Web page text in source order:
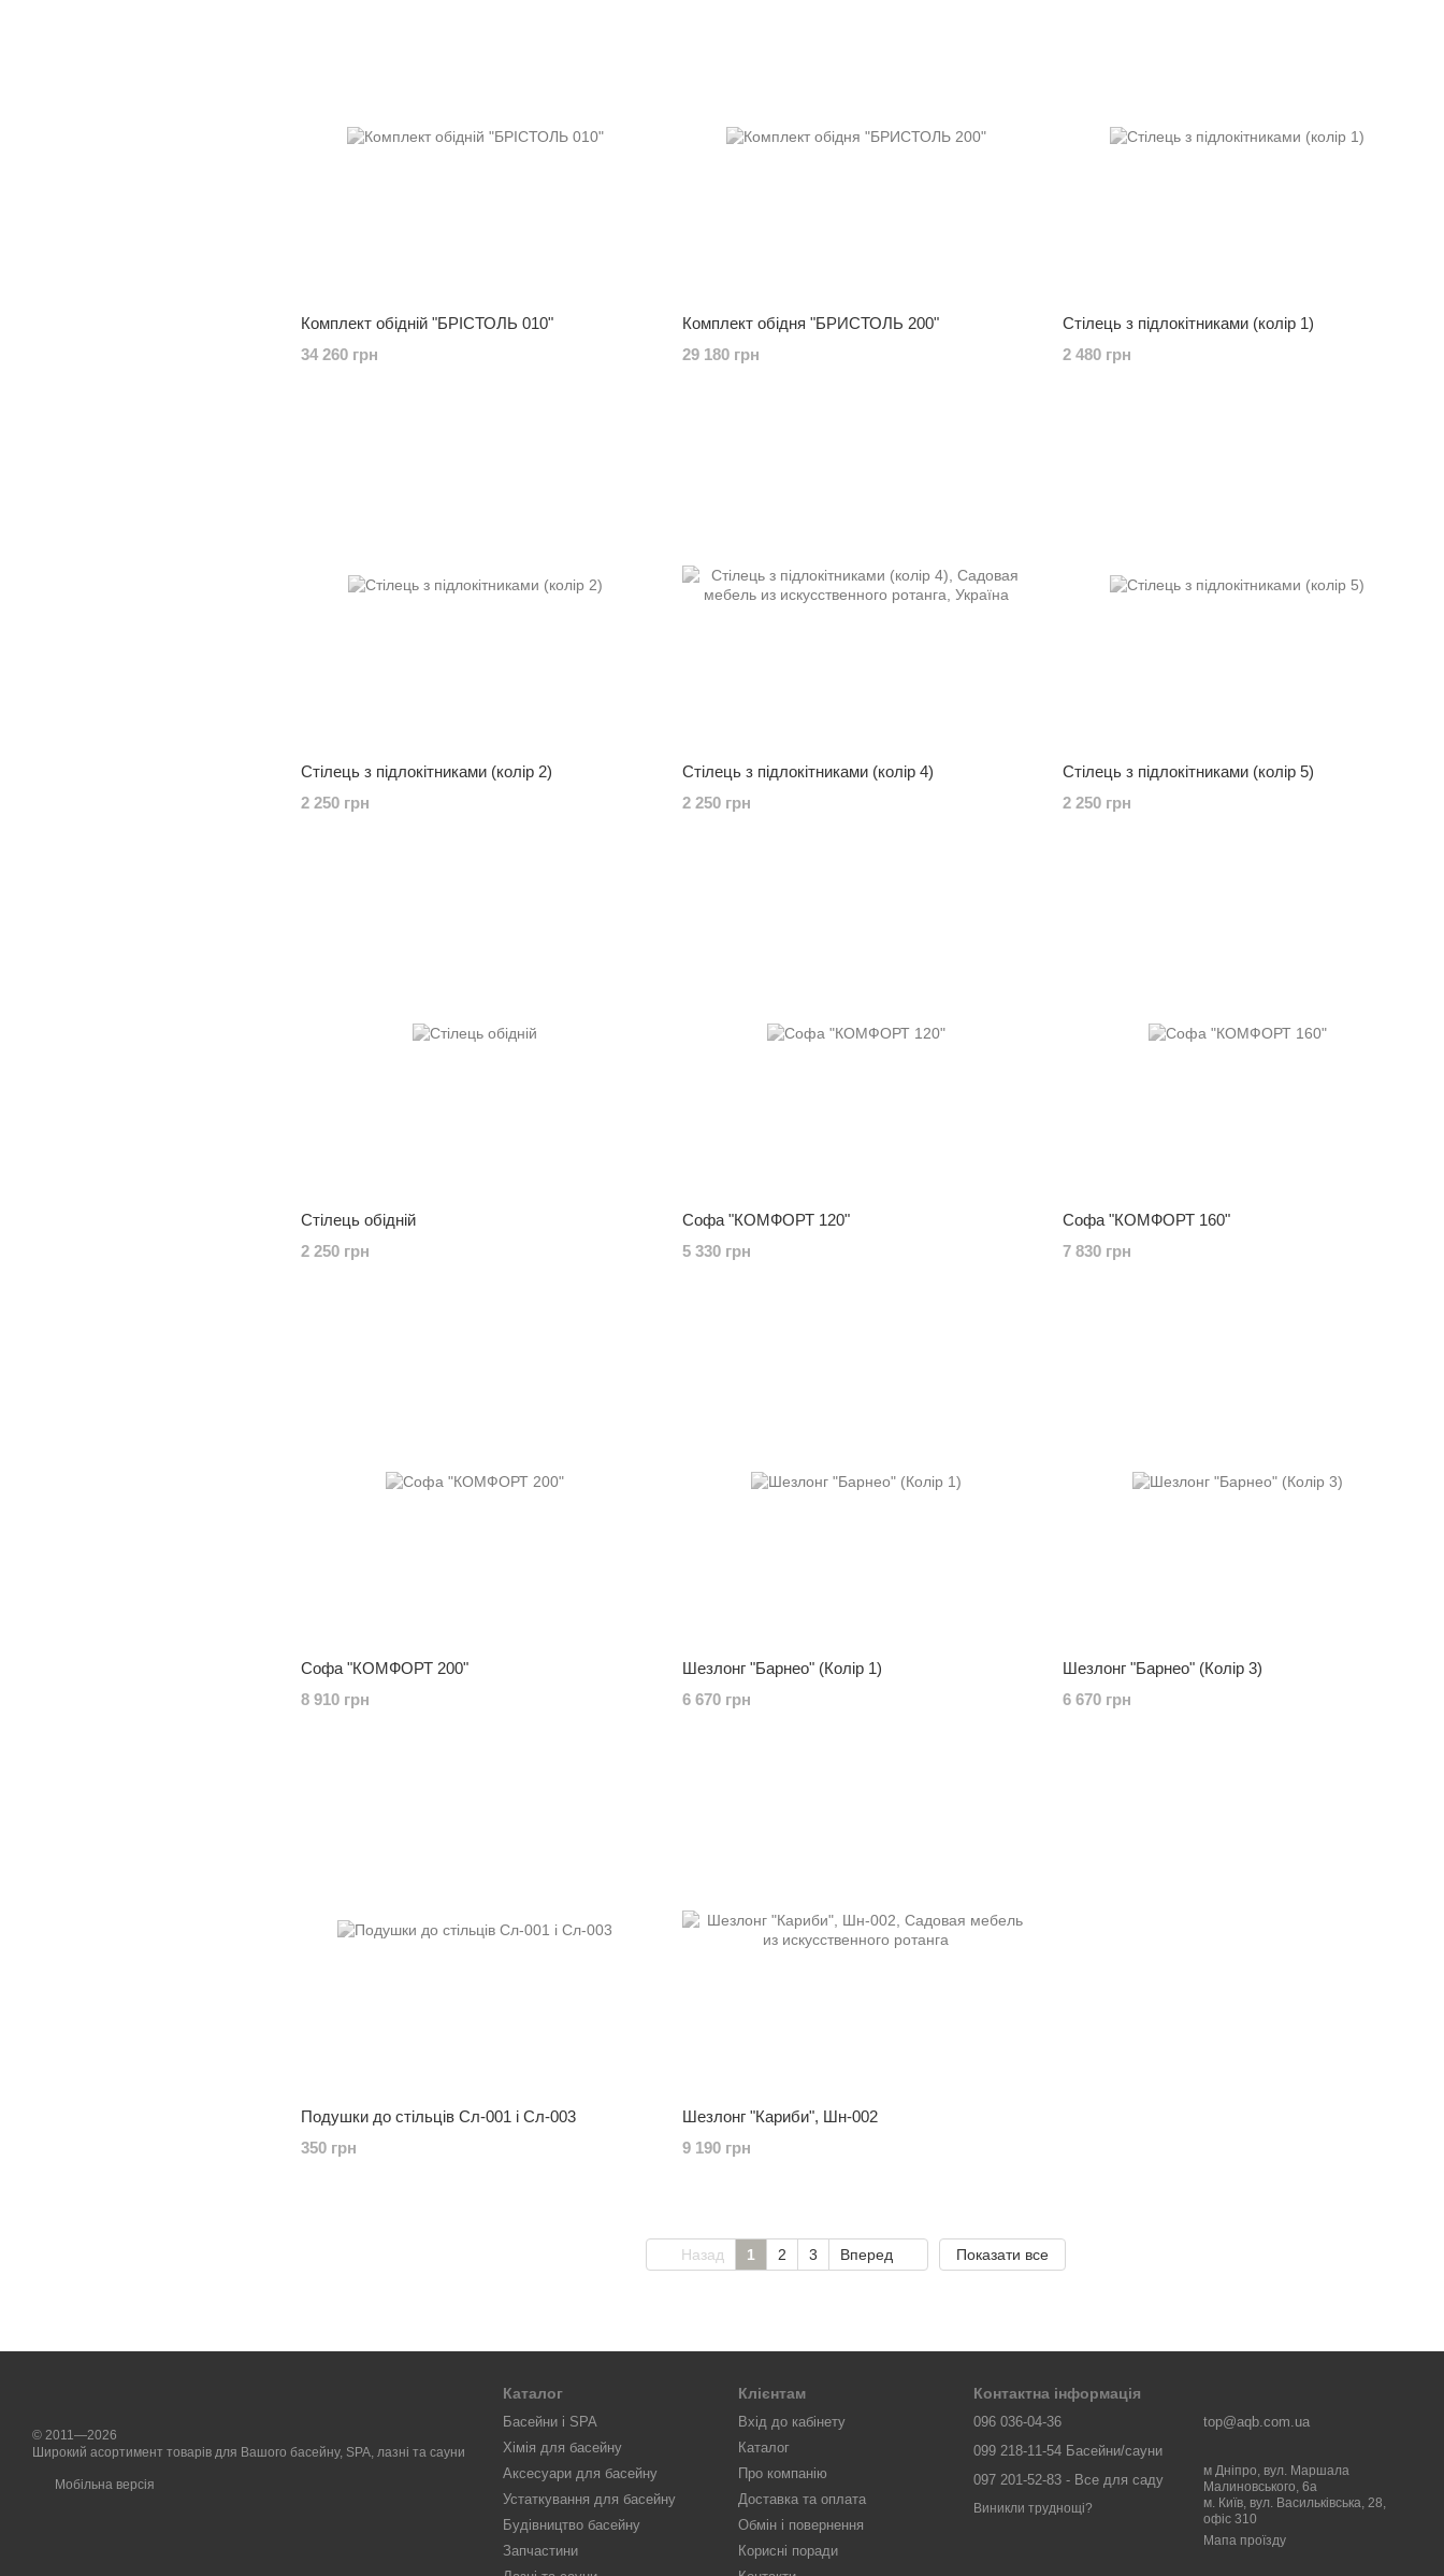
Комплект обідній "БРІСТОЛЬ 010"
34 260 грн
Комплект обідня "БРИСТОЛЬ 200"
29 180 грн
Стілець з підлокітниками (колір 1)
2 480 грн
Стілець з підлокітниками (колір 2)
2 250 грн
Стілець з підлокітниками (колір 4)
2 250 грн
Стілець з підлокітниками (колір 5)
2 250 грн
Стілець обідній
2 250 грн
Софа "КОМФОРТ 120"
5 330 грн
Софа "КОМФОРТ 160"
7 830 грн
Софа "КОМФОРТ 200"
8 910 грн
Шезлонг "Барнео" (Колір 1)
6 670 грн
Шезлонг "Барнео" (Колір 3)
6 670 грн
Подушки до стільців Сл-001 і Сл-003
350 грн
Шезлонг "Кариби", Шн-002
9 190 грн
Назад 1 2 3 Вперед Показати все
© 2011—2026
Широкий асортимент товарів для Вашого басейну, SPA, лазні та сауни
Мобільна версія
Каталог
Басейни і SPA
Хімія для басейну
Аксесуари для басейну
Устаткування для басейну
Будівництво басейну
Запчастини
Клієнтам
Вхід до кабінету
Каталог
Про компанію
Доставка та оплата
Обмін і повернення
Корисні поради
Контактна інформація
096 036-04-36
099 218-11-54 Басейни/сауни
097 201-52-83 - Все для саду
Виникли труднощі?
top@aqb.com.ua
м Дніпро, вул. Маршала
Малиновського, 6а
м. Київ, вул. Васильківська, 28,
офіс 310
Мапа проїзду